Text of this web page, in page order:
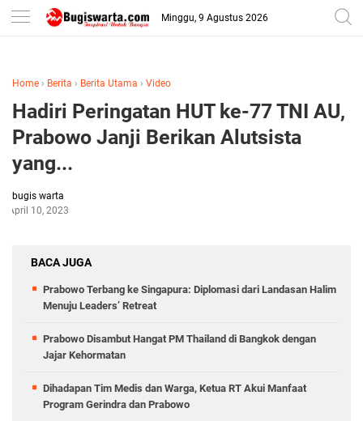
-->
Minggu, 9 Agustus 2026
Home › Berita › Berita Utama › Video
Hadiri Peringatan HUT ke-77 TNI AU,
Prabowo Janji Berikan Alutsista
yang...
bugis warta
April 10, 2023
BACA JUGA
Prabowo Terbang ke Singapura: Diplomasi dari Landasan Halim
Menuju Leaders’ Retreat
Prabowo Disambut Hangat PM Thailand di Bangkok dengan
Jajar Kehormatan
Dihadapan Tim Medis dan Warga, Ketua RT Akui Manfaat
Program Gerindra dan Prabowo